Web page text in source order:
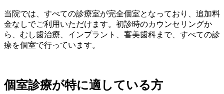
当院では、すべての診療室が完全個室となっており、追加料
金なしでご利用いただけます。初診時のカウンセリングか
ら、むし歯治療、インプラント、審美歯科まで、すべての診
療を個室で行っています。
個室診療が特に適している方